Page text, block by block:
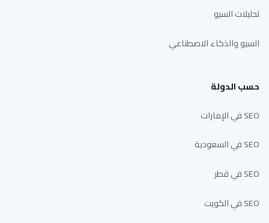
تحليلات السيو
السيو والذكاء الاصطناعي
حسب الدولة
SEO في الإمارات
SEO في السعودية
SEO في قطر
SEO في الكويت